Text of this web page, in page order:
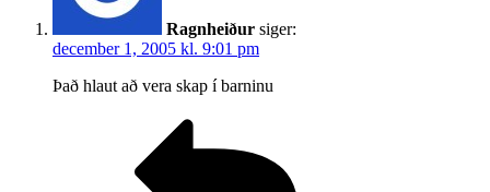
Ragnheiður siger:
december 1, 2005 kl. 9:01 pm
Það hlaut að vera skap í­ barninu